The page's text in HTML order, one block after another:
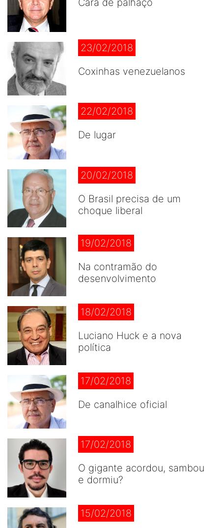
23/02/2018
Coxinhas venezuelanos
22/02/2018
De lugar
20/02/2018
O Brasil precisa de um
choque liberal
19/02/2018
Na contramão do
desenvolvimento
18/02/2018
Luciano Huck e a nova
política
17/02/2018
De canalhice oficial
17/02/2018
O gigante acordou, sambou
e dormiu?
15/02/2018